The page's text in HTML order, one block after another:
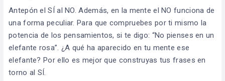
Antepón el SÍ al NO. Además, en la mente el NO funciona de
una forma peculiar. Para que compruebes por ti mismo la
potencia de los pensamientos, si te digo: “No pienses en un
elefante rosa”. ¿A qué ha aparecido en tu mente ese
elefante? Por ello es mejor que construyas tus frases en
torno al SÍ.